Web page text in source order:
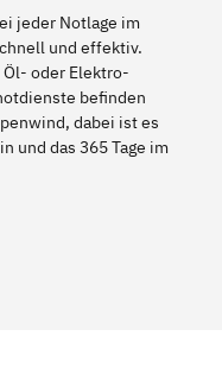
jeder Notlage im
und effektiv.
Öl- oder Elektro-
befinden
dabei ist es
und das 365 Tage im